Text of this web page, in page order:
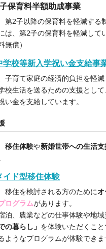
保育料半額助成事業
第2子以降の保育料を軽減する
は、第2子の保育料を軽減して
無償）
学校等新入学祝い金支給事
子育て家庭の経済的負担を軽
校生活を送るための支援とし
い金を支給しています。
移住体験や新婚世帯への生活
イド型移住体験
移住を検討される方のために
ログラムがあります。
泊、農業などの仕事体験や地
の暮らし」 を体験いただくこ
ようなプログラムが体験できま